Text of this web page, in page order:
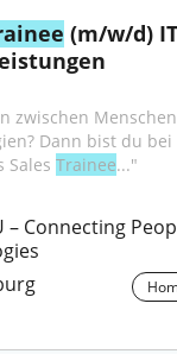
(m/w/d)
zwischen
Dann bist du
Sales Trainee..."
– Connecting